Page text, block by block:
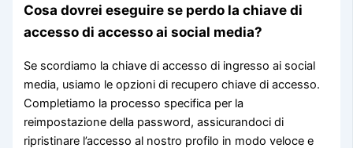
Cosa dovrei eseguire se perdo la chiave di
accesso di accesso ai social media?
Se scordiamo la chiave di accesso di ingresso ai social
media, usiamo le opzioni di recupero chiave di accesso.
Completiamo la processo specifica per la
reimpostazione della password, assicurandoci di
ripristinare l’accesso al nostro profilo in modo veloce e